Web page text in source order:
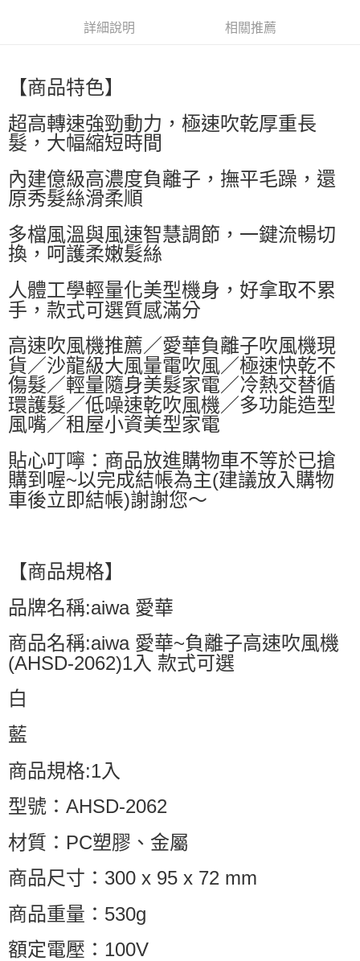
付款後全家取貨
萊爾富取貨付款
每筆NT$60，滿NT$599(含以上)免運費
付款後萊爾富取貨
每筆NT$60，滿NT$599(含以上)免運費
7-11付款取貨
每筆NT$60，滿NT$599(含以上)免運費
付款後7-11取貨
每筆NT$60，滿NT$599(含以上)免運費
宅配
每筆NT$80，滿NT$799(含以上)免運費
詳細說明 相關推薦
【商品特色】
超高轉速強勁動力，極速吹乾厚重長
髮，大幅縮短時間
內建億級高濃度負離子，撫平毛躁，還
原秀髮絲滑柔順
多檔風溫與風速智慧調節，一鍵流暢切
換，呵護柔嫩髮絲
人體工學輕量化美型機身，好拿取不累
手，款式可選質感滿分
高速吹風機推薦／愛華負離子吹風機現
貨／沙龍級大風量電吹風／極速快乾不
傷髮／輕量隨身美髮家電／冷熱交替循
環護髮／低噪速乾吹風機／多功能造型
風嘴／租屋小資美型家電
貼心叮嚀：商品放進購物車不等於已搶
購到喔~以完成結帳為主(建議放入購物
車後立即結帳)謝謝您～
【商品規格】
品牌名稱:aiwa 愛華
商品名稱:aiwa 愛華~負離子高速吹風機
(AHSD-2062)1入 款式可選
白
藍
商品規格:1入
型號：AHSD-2062
材質：PC塑膠、金屬
商品尺寸：300 x 95 x 72 mm
商品重量：530g
額定電壓：100V